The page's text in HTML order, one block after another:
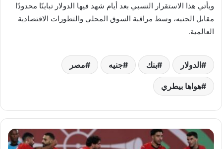
ويأتي هذا الاستقرار النسبي بعد أيام شهد فيها الدولار تباينًا محدودًا
مقابل الجنيه، وسط مراقبة السوق المحلي والتطورات الاقتصادية
العالمية.
الدولار بنك جنيه مصر
هواها بيطري
منتخب
مصر